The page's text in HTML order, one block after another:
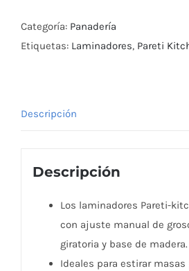
Categoría: Panadería
Etiquetas: Laminadores, Pareti
Descripción
Descripción
Los laminadores Pareti-
con ajuste manual de
giratoria y base de madera.
Ideales para estirar masas